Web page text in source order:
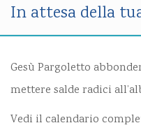
In attesa della
Gesù Pargoletto
mettere salde radici
Vedi il calendario